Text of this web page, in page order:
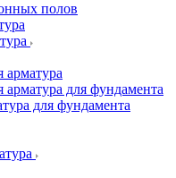
полов
арматура
арматура для фундамента
для фундамента